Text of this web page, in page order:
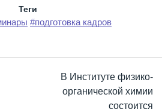
Теги
#подготовка кадров
В Институте физико-
органической химии
состоится